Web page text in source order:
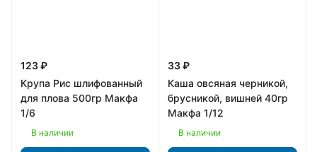
123 ₽
Крупа Рис шлифованный
для плова 500гр Макфа
1/6
В наличии
33 ₽
Каша овсяная черникой,
брусникой, вишней 40гр
Макфа 1/12
В наличии